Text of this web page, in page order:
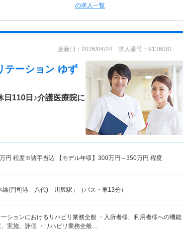
の求人一覧
更新日：2026/04/24 求人番号：9136081
テーション ゆず
日110日♪介護医療院に
万円 程度※諸手当込 【モデル年収】 300万円～350万円 程度
線(門司港－八代)「川尻駅」（バス・車13分）
ションにおけるリハビリ業務全般 ・入所者様、利用者様への機能
実施、評価 ・リハビリ業務全般…